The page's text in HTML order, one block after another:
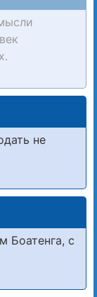
не
Боатенга, с